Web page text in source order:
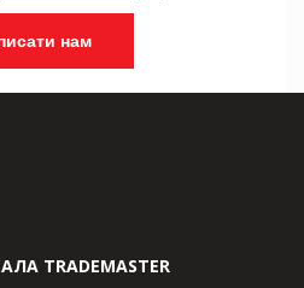
нам
TRADEMASTER